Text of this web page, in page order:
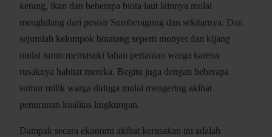
kerang, ikan dan beberapa biota laut lainnya mulai
menghilang dari pesisir Sumberagung dan sekitarnya. Dan
sejumlah kelompok binatang seperti monyet dan kijang
mulai turun memasuki lahan pertanian warga karena
rusaknya habitat mereka. Begitu juga dengan beberapa
sumur milik warga diduga mulai mengering akibat
penurunan kualitas lingkungan.
Dampak secara ekonomi akibat kerusakan ini adalah